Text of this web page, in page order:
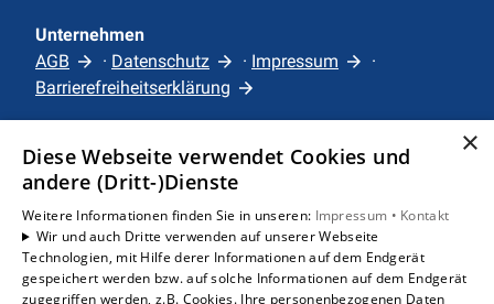
Unternehmen
AGB
· Datenschutz · Impressum
·
Barrierefreiheitserklärung
Leistungen
Privatkunden
Unternehmen
Standorte
×
Diese Webseite verwendet Cookies und
andere (Dritt-)Dienste
Weitere Informationen finden Sie in unseren: Impressum • Kontakt
Wir und auch Dritte verwenden auf unserer Webseite
Technologien, mit Hilfe derer Informationen auf dem Endgerät
gespeichert werden bzw. auf solche Informationen auf dem Endgerät
zugegriffen werden, z.B. Cookies. Ihre personenbezogenen Daten